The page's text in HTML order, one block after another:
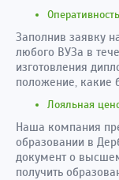
Заполнив заявку
любого ВУЗа в
изготовления
положение, какие
Лояльная
Наша компания
образовании в
документ о
получить